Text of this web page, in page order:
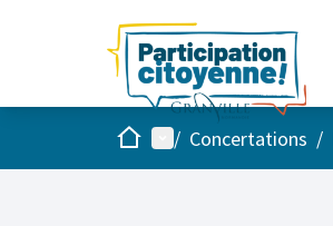
AccueilMenu principal
/ Concertations /